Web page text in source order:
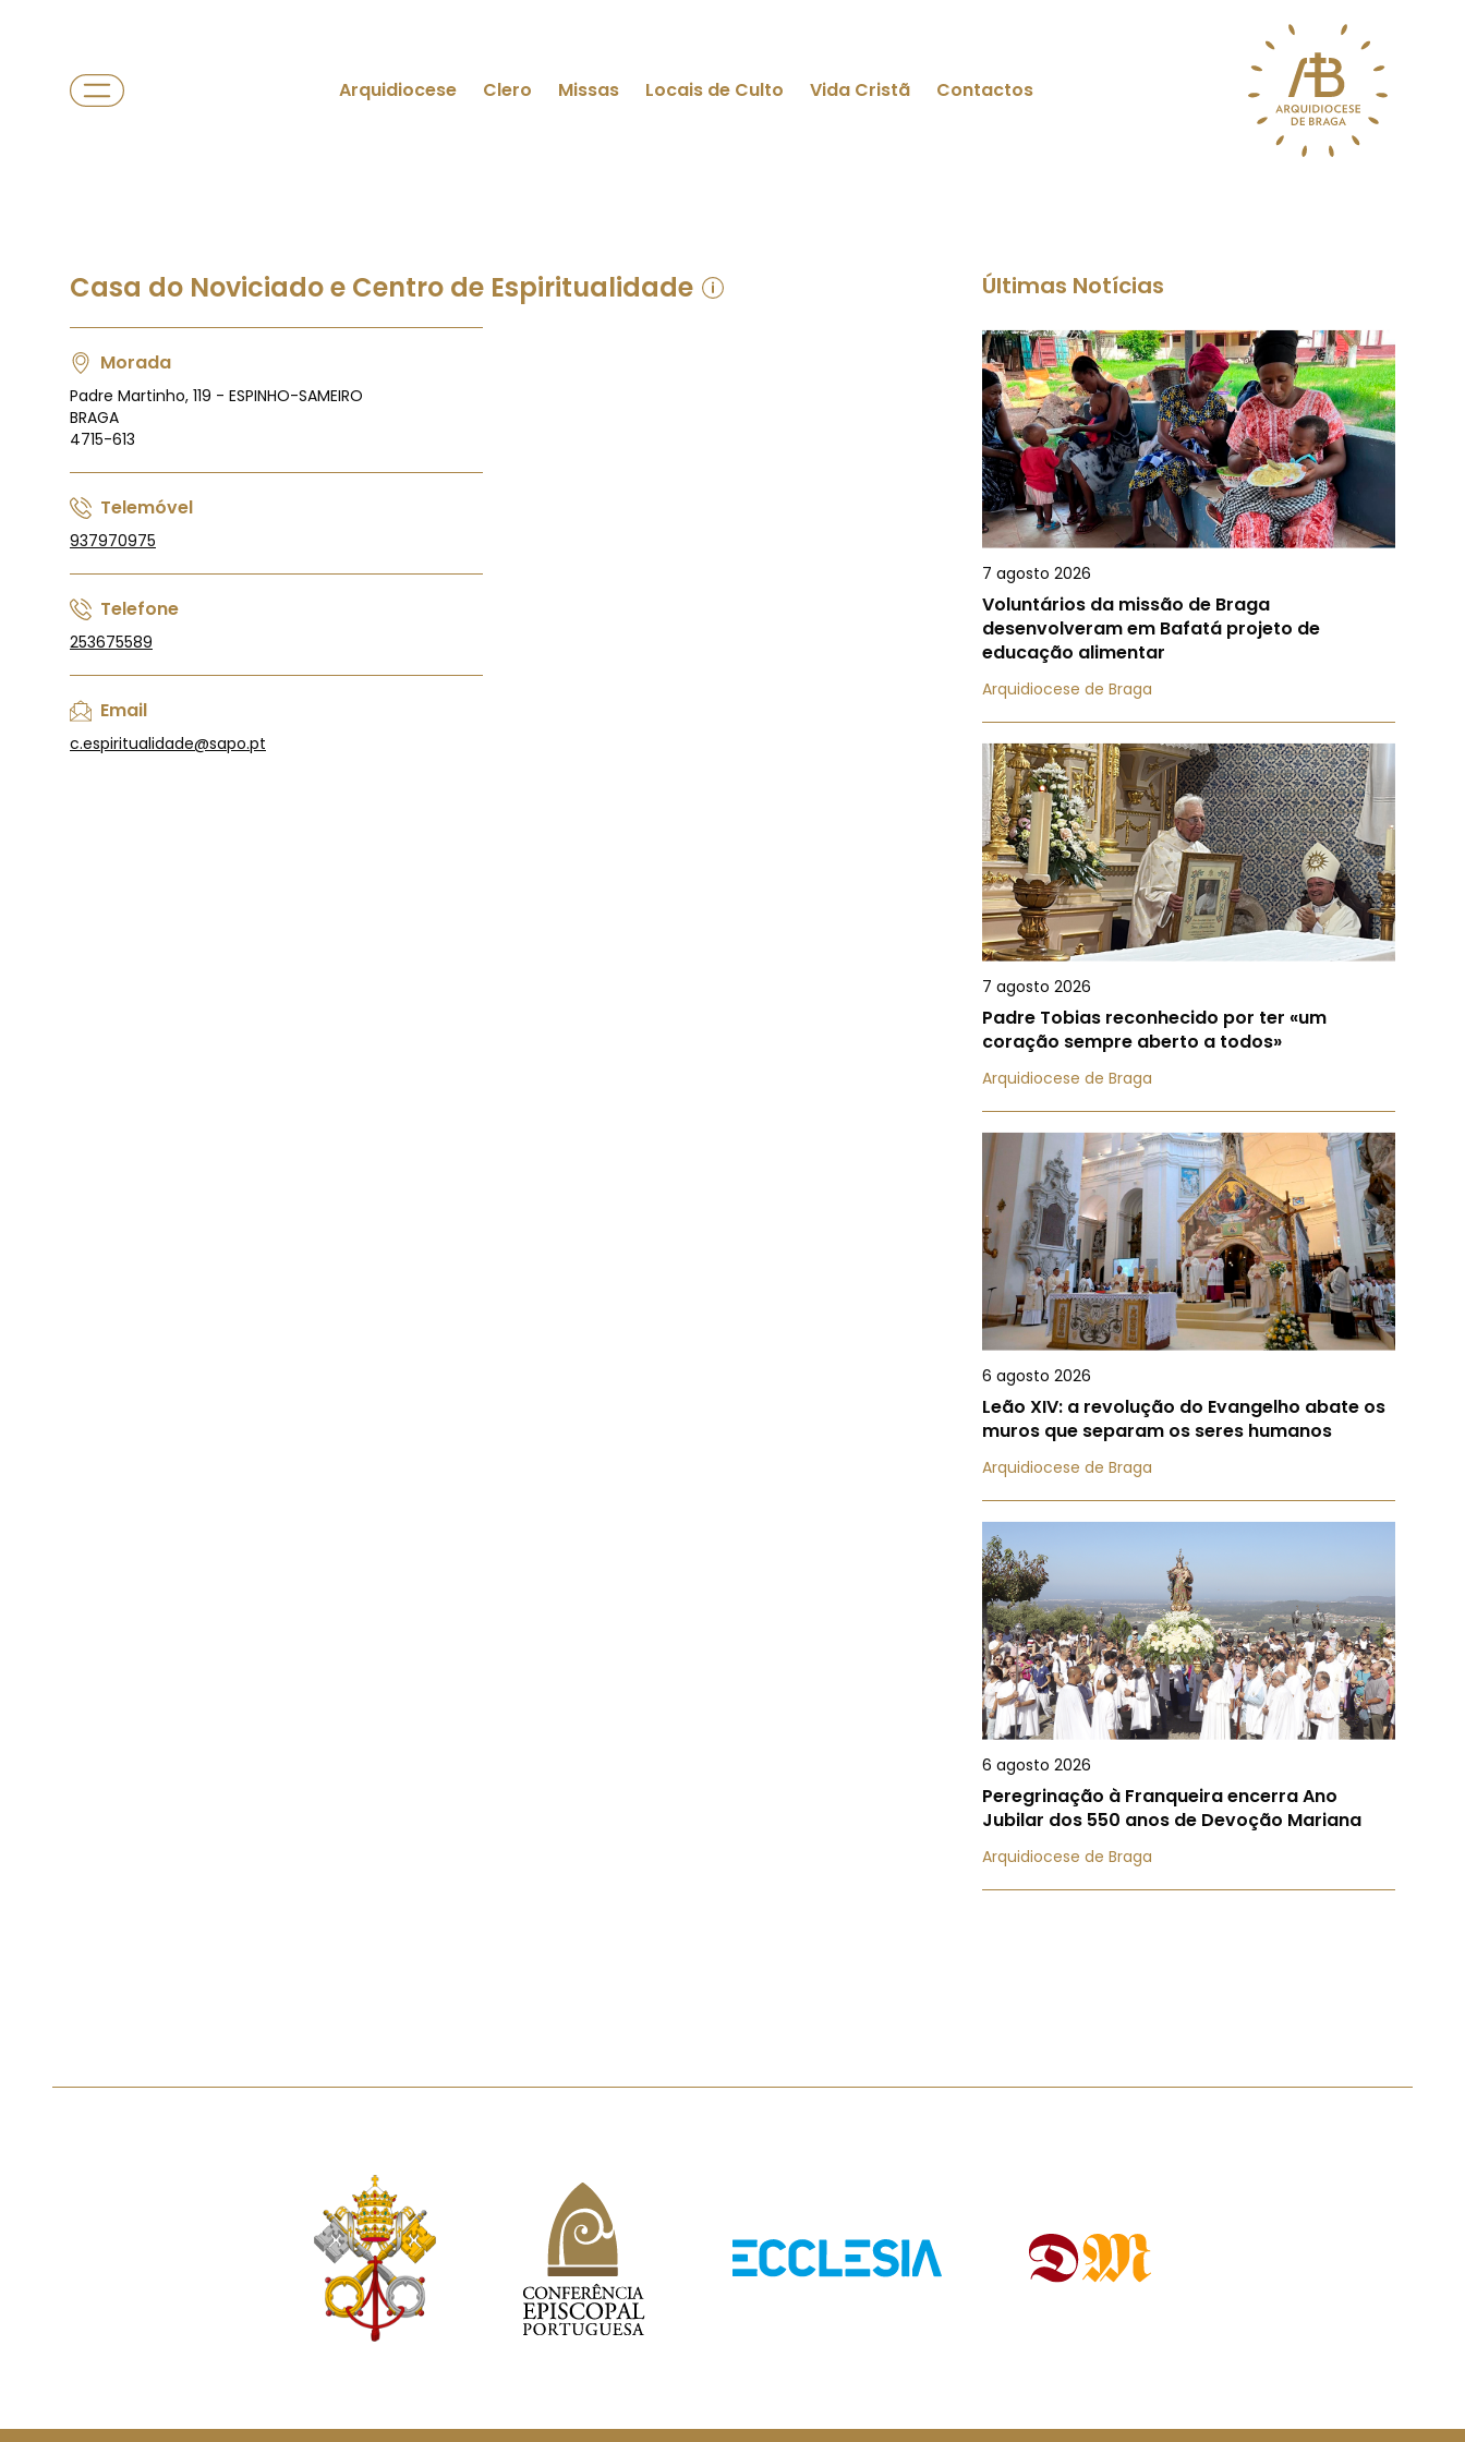
Arquidiocese Clero Missas Locais de Culto Vida Cristã Contactos
Casa do Noviciado e Centro de Espiritualidade
Morada
Padre Martinho, 119 - ESPINHO-SAMEIRO
BRAGA
4715-613
Telemóvel
937970975
Telefone
253675589
Email
c.espiritualidade@sapo.pt
Últimas Notícias
7 agosto 2026
Voluntários da missão de Braga
desenvolveram em Bafatá projeto de
educação alimentar
Arquidiocese de Braga
7 agosto 2026
Padre Tobias reconhecido por ter «um
coração sempre aberto a todos»
Arquidiocese de Braga
6 agosto 2026
Leão XIV: a revolução do Evangelho abate os
muros que separam os seres humanos
Arquidiocese de Braga
6 agosto 2026
Peregrinação à Franqueira encerra Ano
Jubilar dos 550 anos de Devoção Mariana
Arquidiocese de Braga